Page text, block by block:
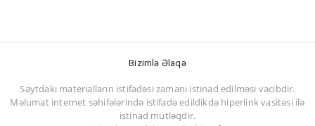
Bizimlə Əlaqə
Saytdakı materialların istifadəsi zamanı istinad edilməsi vacibdir.
Məlumat internet səhifələrində istifadə edildikdə hiperlink vasitəsi ilə
istinad mütləqdir.